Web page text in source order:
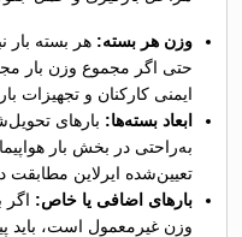
وزن هر بسته:
حتی اگر مجموع وزن بار
ایمنی کارکنان و تجهیزات
ابعاد بسته‌ها: بارهای
به‌راحتی در بخش بار
تعیین‌شده ایرلاین مطابقت
بارهای اضافی یا خاص: اگر
وزن غیرمعمول است، باید